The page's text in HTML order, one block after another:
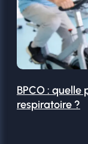
BPCO :
respiratoire ?